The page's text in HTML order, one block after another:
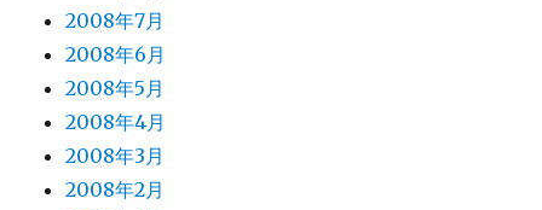
2008年7月
2008年6月
2008年5月
2008年4月
2008年3月
2008年2月